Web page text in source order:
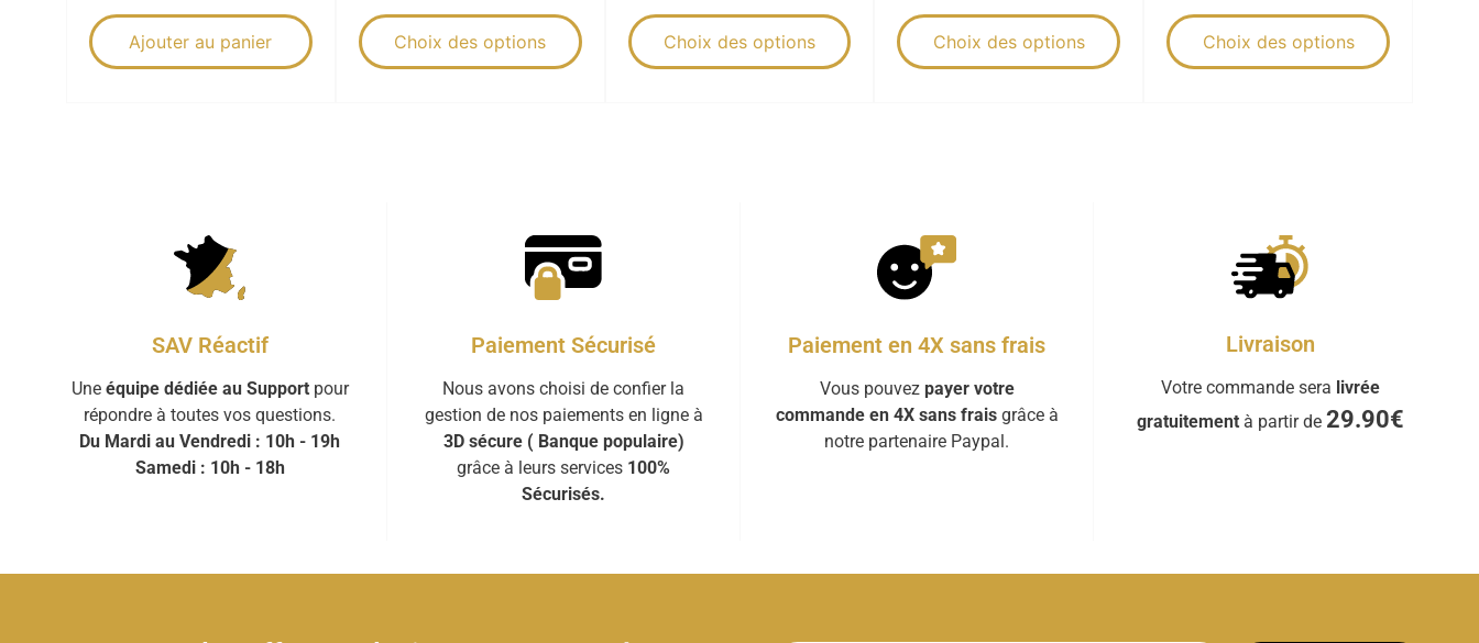
Ajouter au panier Choix des options Choix des options Choix des options Choix des options
SAV Réactif
Une équipe dédiée au Supportpour
répondre à toutes vos questions.
Du Mardi au Vendredi : 10h - 19h
Samedi : 10h - 18h
Paiement Sécurisé
Nous avons choisi de confier la
gestion de nos paiements en ligne à
3D sécure ( Banque populaire)
grâce à leurs services 100%
Sécurisés.
Paiement en 4X sans frais
Vous pouvez payer votre
commande en 4X sans fraisgrâce à
notre partenaire Paypal.
Livraison
Votre commande sera livrée
gratuitementà partir de 29.90€